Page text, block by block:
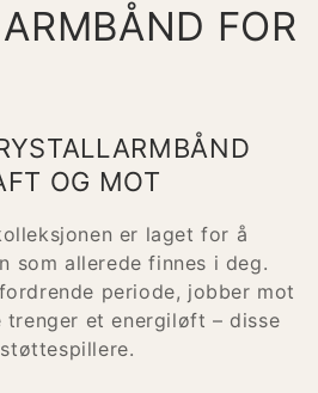
FOR
OG MOT
er laget for å
som allerede finnes i deg.
periode, jobber mot
et energiløft – disse